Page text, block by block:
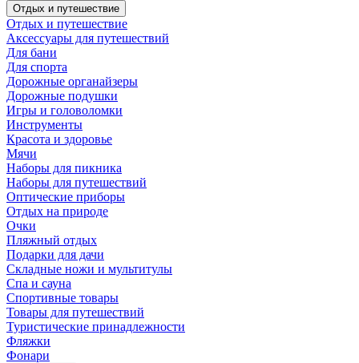
Отдых и путешествие
Отдых и путешествие
Аксессуары для путешествий
Для бани
Для спорта
Дорожные органайзеры
Дорожные подушки
Игры и головоломки
Инструменты
Красота и здоровье
Мячи
Наборы для пикника
Наборы для путешествий
Оптические приборы
Отдых на природе
Очки
Пляжный отдых
Подарки для дачи
Складные ножи и мультитулы
Спа и сауна
Спортивные товары
Товары для путешествий
Туристические принадлежности
Фляжки
Фонари